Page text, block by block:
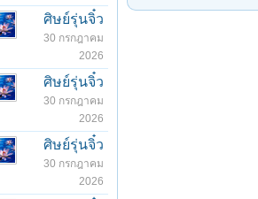
ศิษย์รุ่นจิ๋ว
30 กรกฎาคม
2026
ศิษย์รุ่นจิ๋ว
30 กรกฎาคม
2026
ศิษย์รุ่นจิ๋ว
30 กรกฎาคม
2026